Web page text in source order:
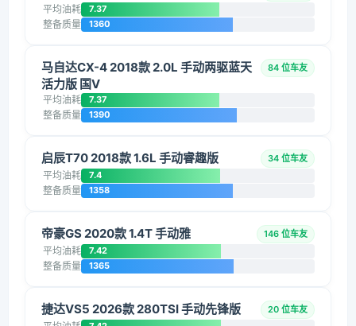
平均油耗 7.37
整备质量 1360
马自达CX-4 2018款 2.0L 手动两驱蓝天
活力版 国V
84 位车友
平均油耗 7.37
整备质量 1390
启辰T70 2018款 1.6L 手动睿趣版 34 位车友
平均油耗 7.4
整备质量 1358
帝豪GS 2020款 1.4T 手动雅 146 位车友
平均油耗 7.42
整备质量 1365
捷达VS5 2026款 280TSI 手动先锋版 20 位车友